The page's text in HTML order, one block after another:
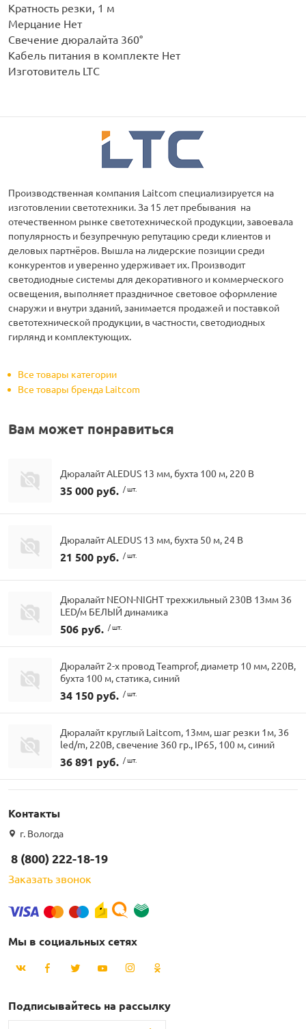
Кратность резки, 1 м
Мерцание Нет
Свечение дюралайта 360°
Кабель питания в комплекте Нет
Изготовитель LTC
Производственная компания Laitcom специализируется на
изготовлении светотехники. За 15 лет пребывания на
отечественном рынке светотехнической продукции, завоевала
популярность и безупречную репутацию среди клиентов и
деловых партнёров. Вышла на лидерские позиции среди
конкурентов и уверенно удерживает их. Производит
светодиодные системы для декоративного и коммерческого
освещения, выполняет праздничное световое оформление
снаружи и внутри зданий, занимается продажей и поставкой
светотехнической продукции, в частности, светодиодных
гирлянд и комплектующих.
Все товары категории
Все товары бренда Laitcom
Вам может понравиться
Дюралайт ALEDUS 13 мм, бухта 100 м, 220 В
35 000 руб. / шт.
Дюралайт ALEDUS 13 мм, бухта 50 м, 24 В
21 500 руб. / шт.
Дюралайт NEON-NIGHT трехжильный 230В 13мм 36
LED/м БЕЛЫЙ динамика
506 руб. / шт.
Дюралайт 2-х провод Teamprof, диаметр 10 мм, 220В,
бухта 100 м, статика, синий
34 150 руб. / шт.
Дюралайт круглый Laitcom, 13мм, шаг резки 1м, 36
led/m, 220В, свечение 360 гр., IP65, 100 м, синий
36 891 руб. / шт.
Контакты
г. Вологда
8 (800) 222-18-19
Заказать звонок
Мы в социальных сетях
Подписывайтесь на рассылку